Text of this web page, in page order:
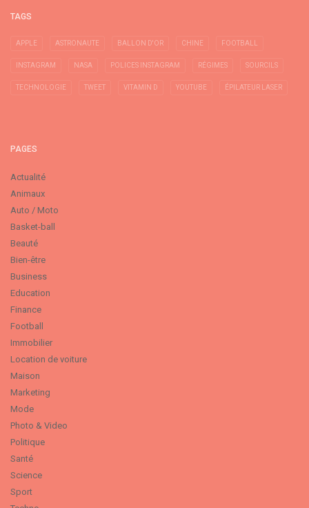
TAGS
APPLE ASTRONAUTE BALLON D'OR CHINE FOOTBALL
INSTAGRAM NASA POLICES INSTAGRAM RÉGIMES SOURCILS
TECHNOLOGIE TWEET VITAMIN D YOUTUBE ÉPILATEUR LASER
PAGES
Actualité
Animaux
Auto / Moto
Basket-ball
Beauté
Bien-être
Business
Education
Finance
Football
Immobilier
Location de voiture
Maison
Marketing
Mode
Photo & Video
Politique
Santé
Science
Sport